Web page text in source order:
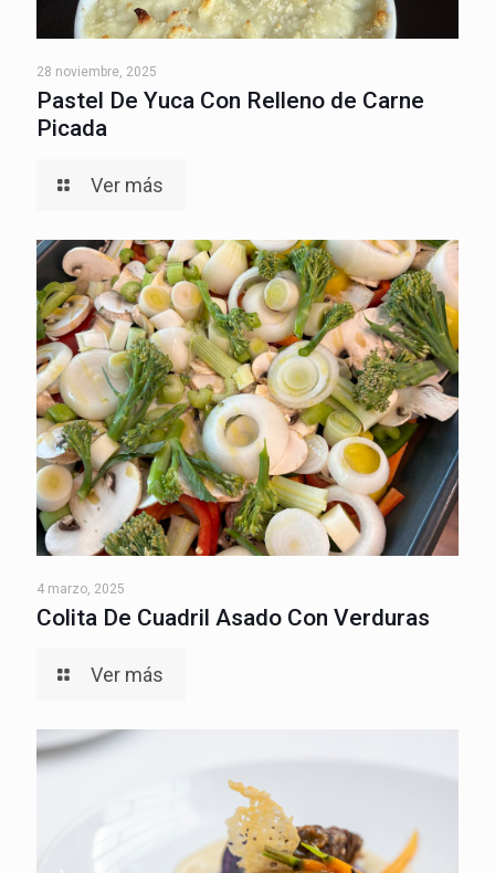
28 noviembre, 2025
Pastel De Yuca Con Relleno de Carne
Picada
Ver más
4 marzo, 2025
Colita De Cuadril Asado Con Verduras
Ver más